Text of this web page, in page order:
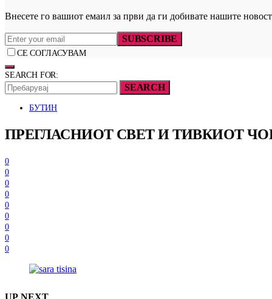
Внесете го вашиот емаил за први да ги добивате нашите
SUBSCRIBE
СЕ СОГЛАСУВАМ
SEARCH FOR:
SEARCH
БУТИН
ПРЕГЛАСНИОТ СВЕТ И ТИВКИОТ
0
0
0
0
0
0
0
0
0
UP NEXT